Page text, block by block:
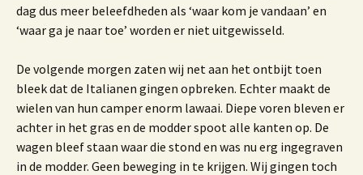
dag dus meer beleefdheden als ‘waar kom je vandaan’ en
‘waar ga je naar toe’ worden er niet uitgewisseld.
De volgende morgen zaten wij net aan het ontbijt toen
bleek dat de Italianen gingen opbreken. Echter maakt de
wielen van hun camper enorm lawaai. Diepe voren bleven er
achter in het gras en de modder spoot alle kanten op. De
wagen bleef staan waar die stond en was nu erg ingegraven
in de modder. Geen beweging in te krijgen. Wij gingen toch